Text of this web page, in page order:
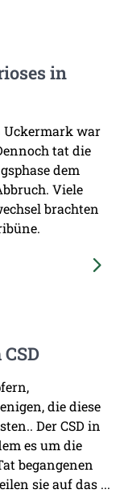
in
Uckermark war
tat die
dem
Viele
brachten
die diese
Der CSD in
es um die
begangenen
sie auf das ...